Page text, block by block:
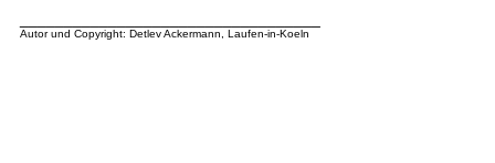
Autor und Copyright: Detlev Ackermann, Laufen-in-Koeln